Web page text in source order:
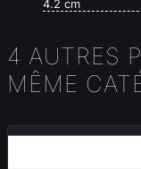
4.2 cm
4 AUTRES
MÊME
Nouveau